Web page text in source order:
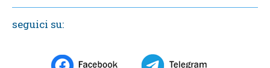
seguici su: